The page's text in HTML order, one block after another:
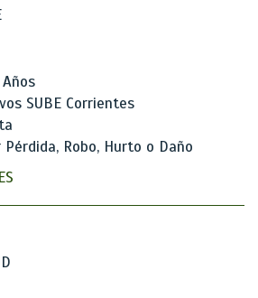
SUBE Corrientes
Pérdida, Robo, Hurto o Daño